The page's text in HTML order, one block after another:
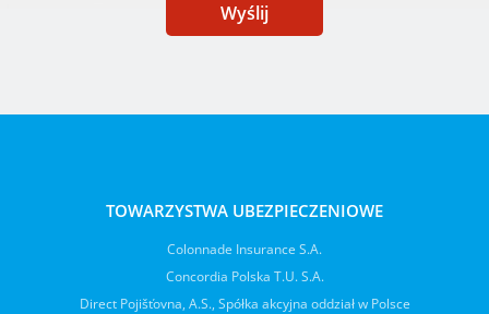
Wyślij
TOWARZYSTWA UBEZPIECZENIOWE
Colonnade Insurance S.A.
Concordia Polska T.U. S.A.
Direct Pojišťovna, A.S., Spółka akcyjna oddział w Polsce